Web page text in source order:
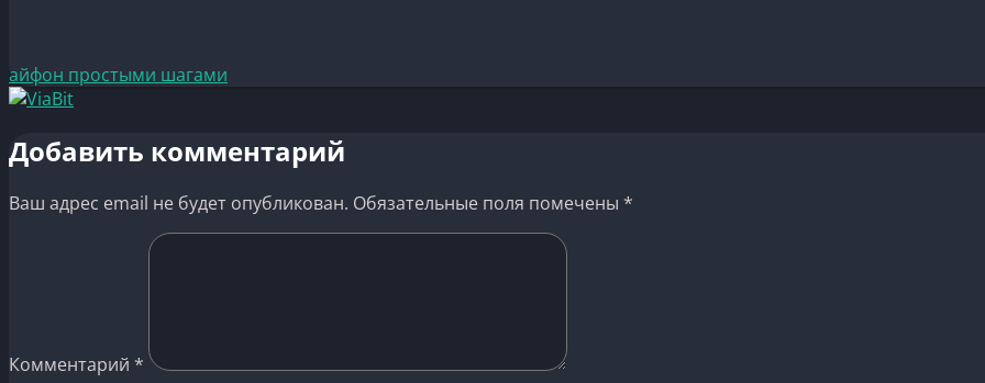
айфон простыми шагами
Добавить комментарий
Ваш адрес email не будет опубликован. Обязательные поля помечены *
Комментарий *